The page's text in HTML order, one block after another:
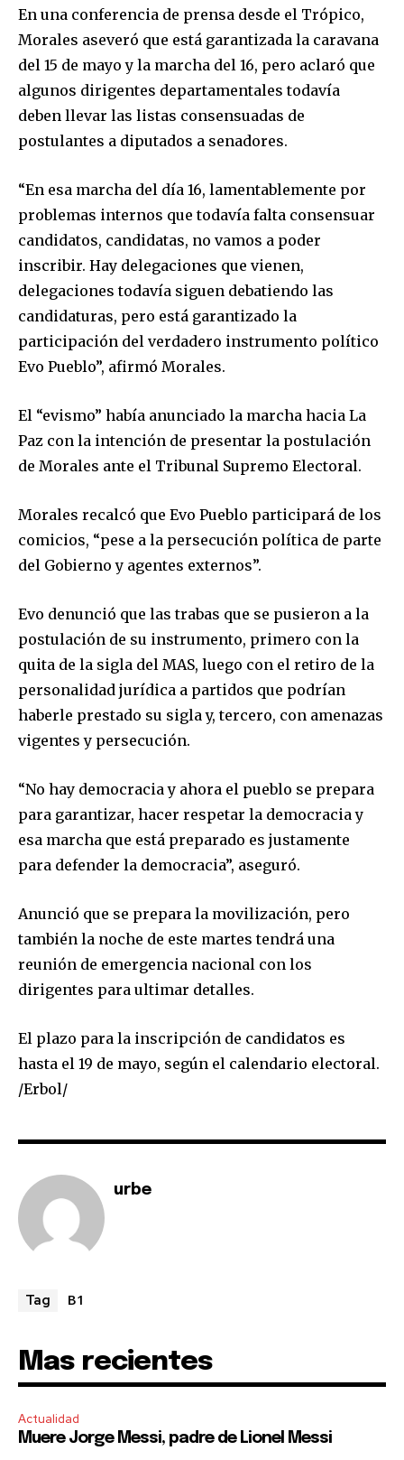
Join our community of
SUBSCRIBERS and be part of the
conversation.
To subscribe, simply enter your email address on our website
or click the subscribe button below. Don't worry, we respect
safe with us.
SUBSCRIBE
I've read and accept the
En una conferencia de prensa desde el Trópico,
Morales aseveró que está garantizada la caravana
del 15 de mayo y la marcha del 16, pero aclaró que
algunos dirigentes departamentales todavía
deben llevar las listas consensuadas de
postulantes a diputados a senadores.
“En esa marcha del día 16, lamentablemente por
problemas internos que todavía falta consensuar
candidatos, candidatas, no vamos a poder
inscribir. Hay delegaciones que vienen,
delegaciones todavía siguen debatiendo las
candidaturas, pero está garantizado la
participación del verdadero instrumento político
Evo Pueblo”, afirmó Morales.
El “evismo” había anunciado la marcha hacia La
Paz con la intención de presentar la postulación
de Morales ante el Tribunal Supremo Electoral.
Morales recalcó que Evo Pueblo participará de los
comicios, “pese a la persecución política de parte
del Gobierno y agentes externos”.
Evo denunció que las trabas que se pusieron a la
postulación de su instrumento, primero con la
quita de la sigla del MAS, luego con el retiro de la
personalidad jurídica a partidos que podrían
haberle prestado su sigla y, tercero, con amenazas
vigentes y persecución.
“No hay democracia y ahora el pueblo se prepara
para garantizar, hacer respetar la democracia y
esa marcha que está preparado es justamente
para defender la democracia”, aseguró.
Anunció que se prepara la movilización, pero
también la noche de este martes tendrá una
reunión de emergencia nacional con los
dirigentes para ultimar detalles.
El plazo para la inscripción de candidatos es
hasta el 19 de mayo, según el calendario electoral.
/Erbol/
urbe
Tag B1
Mas recientes
Actualidad
Muere Jorge Messi, padre de Lionel Messi